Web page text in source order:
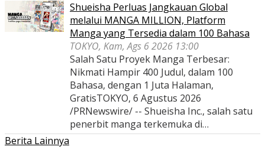
Shueisha Perluas Jangkauan Global
melalui MANGA MILLION, Platform
Manga yang Tersedia dalam 100 Bahasa
TOKYO, Kam, Ags 6 2026 13:00
Salah Satu Proyek Manga Terbesar:
Nikmati Hampir 400 Judul, dalam 100
Bahasa, dengan 1 Juta Halaman,
GratisTOKYO, 6 Agustus 2026
/PRNewswire/ -- Shueisha Inc., salah satu
penerbit manga terkemuka di…
Berita Lainnya